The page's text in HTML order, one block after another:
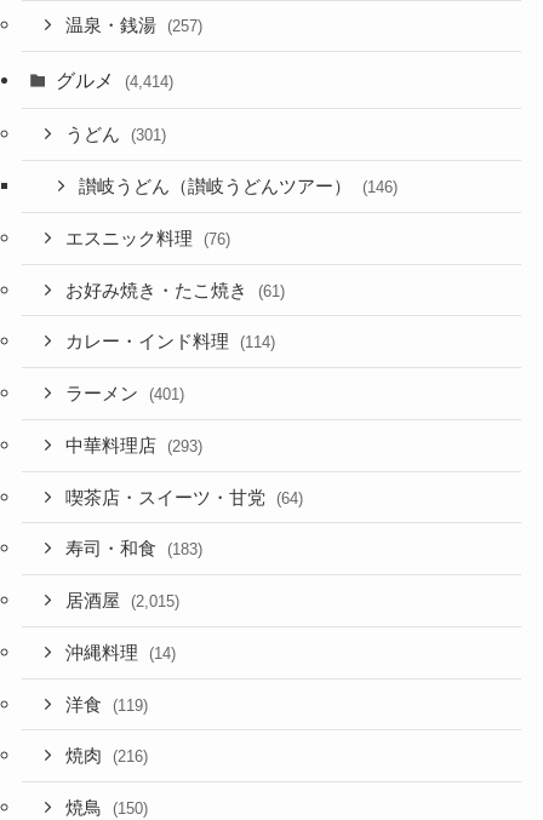
温泉・銭湯 (257)
グルメ (4,414)
うどん (301)
讃岐うどん（讃岐うどんツアー） (146)
エスニック料理 (76)
お好み焼き・たこ焼き (61)
カレー・インド料理 (114)
ラーメン (401)
中華料理店 (293)
喫茶店・スイーツ・甘党 (64)
寿司・和食 (183)
居酒屋 (2,015)
沖縄料理 (14)
洋食 (119)
焼肉 (216)
焼鳥 (150)